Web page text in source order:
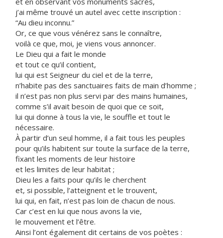
j’ai même trouvé un autel avec cette inscription :
“Au dieu inconnu.”
Or, ce que vous vénérez sans le connaître,
voilà ce que, moi, je viens vous annoncer.
Le Dieu qui a fait le monde
et tout ce qu’il contient,
lui qui est Seigneur du ciel et de la terre,
n’habite pas des sanctuaires faits de main d’homme ;
il n’est pas non plus servi par des mains humaines,
comme s’il avait besoin de quoi que ce soit,
lui qui donne à tous la vie, le souffle et tout le
nécessaire.
À partir d’un seul homme, il a fait tous les peuples
pour qu’ils habitent sur toute la surface de la terre,
fixant les moments de leur histoire
et les limites de leur habitat ;
Dieu les a faits pour qu’ils le cherchent
et, si possible, l’atteignent et le trouvent,
lui qui, en fait, n’est pas loin de chacun de nous.
Car c’est en lui que nous avons la vie,
le mouvement et l’être.
Ainsi l’ont également dit certains de vos poètes :